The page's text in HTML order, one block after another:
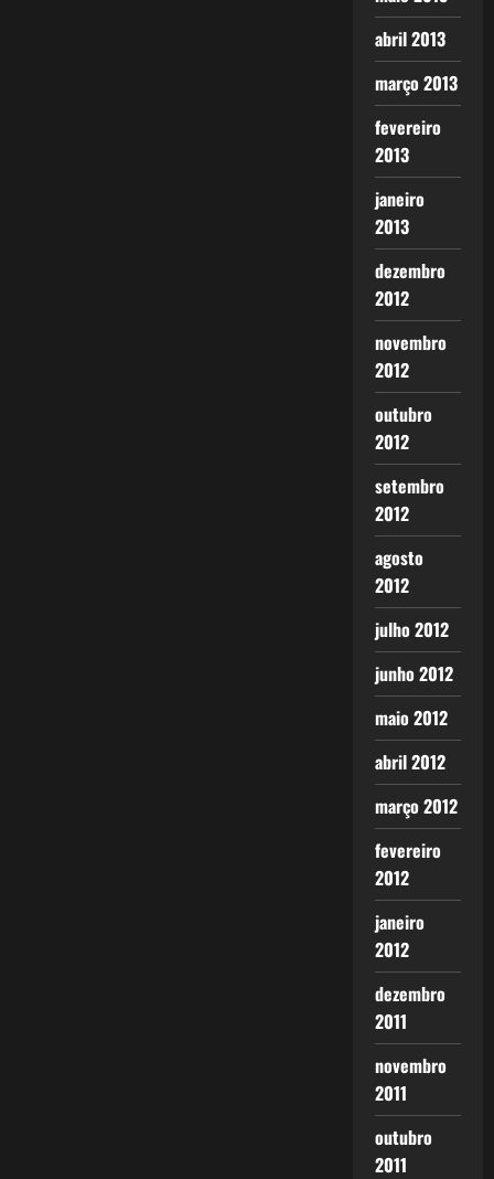
abril 2013
março 2013
fevereiro
2013
janeiro
2013
dezembro
2012
novembro
2012
outubro
2012
setembro
2012
agosto
2012
julho 2012
junho 2012
maio 2012
abril 2012
março 2012
fevereiro
2012
janeiro
2012
dezembro
2011
novembro
2011
outubro
2011